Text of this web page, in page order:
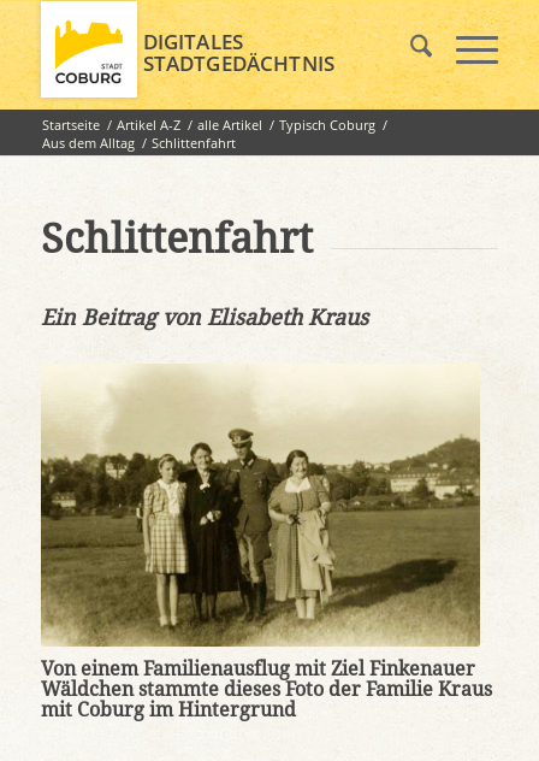
DIGITALES
STADTGEDÄCHTNIS
Startseite / Artikel A-Z / alle Artikel / Typisch Coburg /
Aus dem Alltag / Schlittenfahrt
Schlittenfahrt
Ein Beitrag von Elisabeth Kraus
Von einem Familienausflug mit Ziel Finkenauer
Wäldchen stammte dieses Foto der Familie Kraus
mit Coburg im Hintergrund